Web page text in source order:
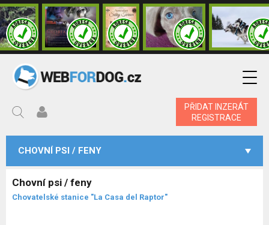
PŘIDAT INZERÁT
REGISTRACE
CHOVNÍ PSI / FENY
Chovní psi / feny
Chovatelské stanice "La Casa del Raptor"